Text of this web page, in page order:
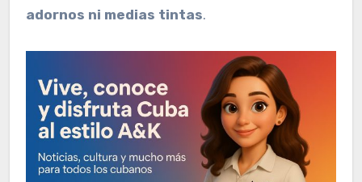
adornos ni medias tintas.